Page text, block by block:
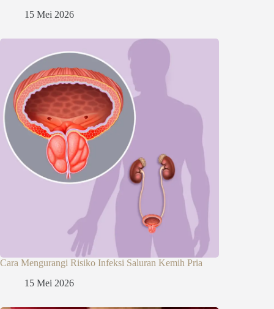
15 Mei 2026
Cara Mengurangi Risiko Infeksi Saluran Kemih Pria
15 Mei 2026